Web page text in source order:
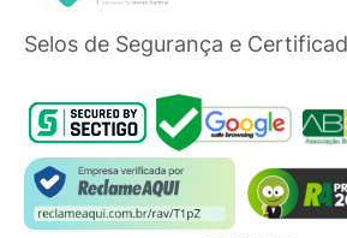
Selos de Segurança e